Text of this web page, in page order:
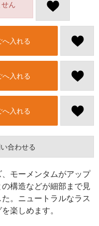
ん
入れる
入れる
入れる
合わせる
モーメンタムがアップ
構造などが細部まで見
。ニュートラルなラス
楽しめます。